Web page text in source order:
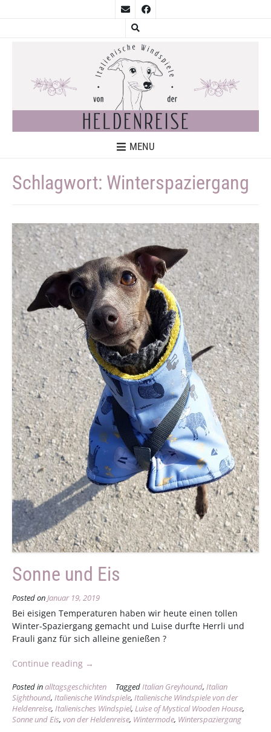
MENU
Schlagwort: Winterspaziergang
Sonne und Eis
Posted onJanuar 19, 2019
Bei eisigen Temperaturen haben wir heute einen tollen
Winter-Spaziergang gemacht und Luise durfte Herrli und
Frauli ganz für sich alleine genießen ?
Continue reading „Sonne
Eis“
→
Posted inalltagsgeschichten TaggedItalian Greyhound, Italian
Sighthound, Italienische Windspiele, Italienische Windspiele von der
Heldenreise, Italienisches Windspiel, Luise of Mystical Wooden House,
Sonne und Eis, von der Heldenreise, Wintermode, Winterspaziergang